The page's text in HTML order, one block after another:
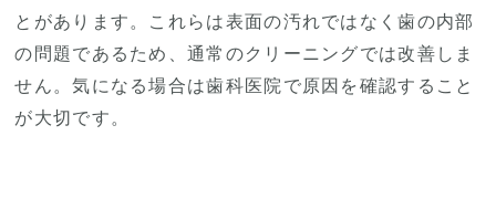
とがあります。これらは表面の汚れではなく歯の内部
の問題であるため、通常のクリーニングでは改善しま
せん。気になる場合は歯科医院で原因を確認すること
が大切です。